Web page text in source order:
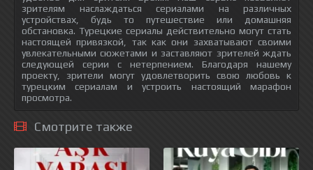
зрителям наслаждаться сериалами на различных
устройствах, будь то путешествие или домашняя
обстановка. Турецкие сериалы действительно могут стать
настоящей привязкой, так как они захватывают своими
увлекательными сюжетами и заставляют зрителей ждать
следующей серии с нетерпением. Благодаря нашему
проекту, зрители могут удовлетворить свою любовь к
турецким сериалам и устроить настоящий марафон
просмотра.
Смотрите также